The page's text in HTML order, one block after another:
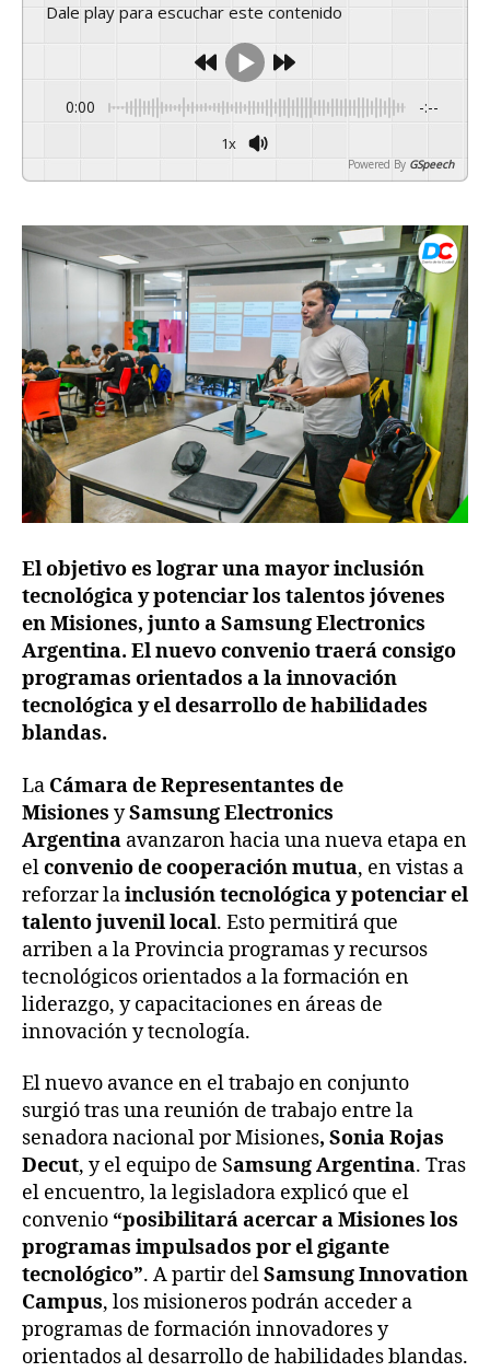
Dale play para escuchar este contenido
0:00 -:--
1x
Powered By GSpeech
El objetivo es lograr una mayor inclusión
tecnológica y potenciar los talentos jóvenes
en Misiones, junto a Samsung Electronics
Argentina. El nuevo convenio traerá consigo
programas orientados a la innovación
tecnológica y el desarrollo de habilidades
blandas.
La Cámara de Representantes de
Misiones ySamsung Electronics
Argentina avanzaron hacia una nueva etapa en
elconvenio de cooperación mutua, en vistas a
reforzar lainclusión tecnológica y potenciar el
talento juvenil local. Esto permitirá que
arriben a la Provincia programas y recursos
tecnológicos orientados a la formación en
liderazgo, y capacitaciones en áreas de
innovación y tecnología.
El nuevo avance en el trabajo en conjunto
surgió tras una reunión de trabajo entre la
senadora nacional por Misiones, Sonia Rojas
Decut, y el equipo de Samsung Argentina. Tras
el encuentro, la legisladora explicó que el
convenio “posibilitará acercar a Misiones los
programas impulsados por el gigante
tecnológico”. A partir delSamsung Innovation
Campus, los misioneros podrán acceder a
programas de formación innovadores y
orientados al desarrollo de habilidades blandas.